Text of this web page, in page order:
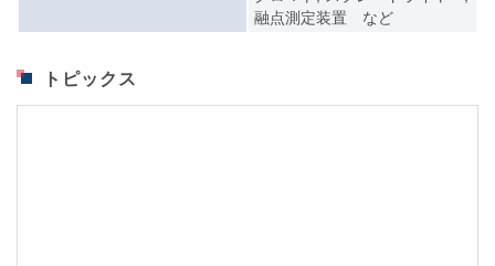
融点測定装置 など
トピックス